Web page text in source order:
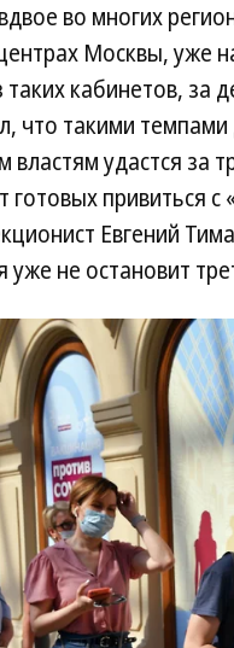
во многих
Москвы, уже
кабинетов, за
что такими
властям удастся за
готовых привиться
Евгений
уже не остановит